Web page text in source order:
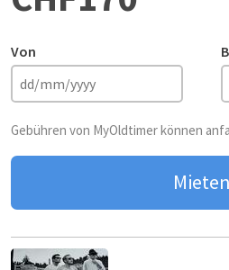
Von
Gebühren von MyOldtimer können
Mieten